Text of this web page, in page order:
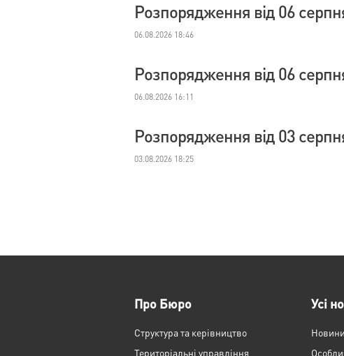
Розпорядження від 06
06.08.2026 18:46
Розпорядження від 06
06.08.2026 16:11
Розпорядження від 03
03.08.2026 18:25
Про Бюро
Структура та керівництво
Територіальні управління
Усі
Новини